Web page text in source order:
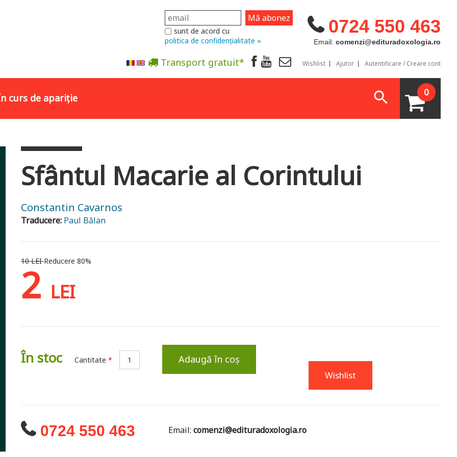
0724 550 463
Email: comenzi@edituradoxologia.ro
sunt de acord cu
politica de confidențialitate »
Transport gratuit* Wishlist Ajutor Autentificare / Creare cont
curs de apariție 0
Sfântul Macarie al Corintului
Constantin Cavarnos
Traducere: Paul Bălan
10 LEIReducere 80%
2 LEI
În stoc Cantitate * Adaugă în coș
Wishlist
0724 550 463 Email:comenzi@edituradoxologia.ro